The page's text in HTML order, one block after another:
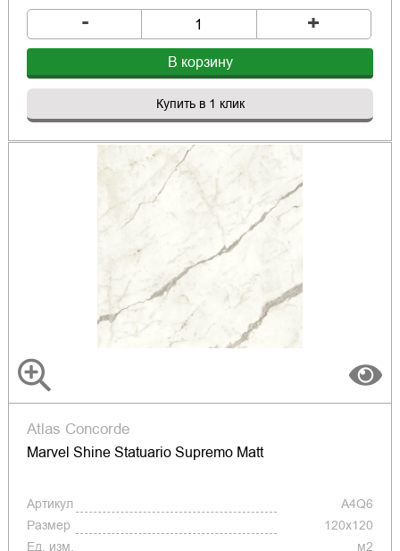
- +
В корзину
Купить в 1 клик
Atlas Concorde
Marvel Shine Statuario Supremo Matt
Артикул
A4Q6
Размер
120x120
Ед. изм.
м2